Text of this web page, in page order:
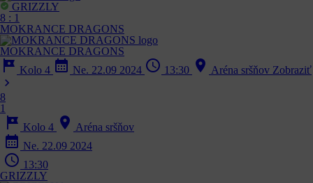
GRIZZLY
8 : 1
MOKRANCE DRAGONS
MOKRANCE DRAGONS
tour Kolo 4 calendar_month Ne. 22.09 2024 schedule 13:30 location_on Aréna sršňov Zobraziť
chevron_right
8
1
tour Kolo 4 location_on Aréna sršňov
calendar_month Ne. 22.09 2024
schedule 13:30
GRIZZLY